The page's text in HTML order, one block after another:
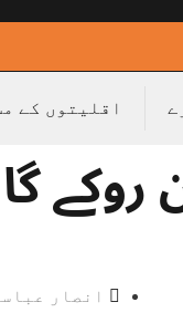
اقلیتوں کے
گا
انصار